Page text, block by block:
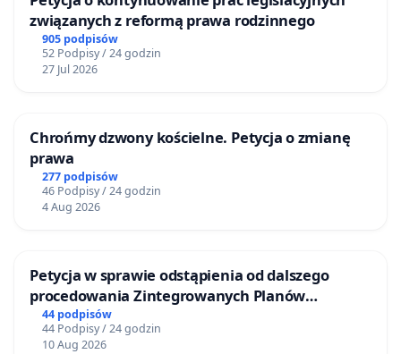
związanych z reformą prawa rodzinnego
905 podpisów
52 Podpisy / 24 godzin
27 Jul 2026
Chrońmy dzwony kościelne. Petycja o zmianę
prawa
277 podpisów
46 Podpisy / 24 godzin
4 Aug 2026
Petycja w sprawie odstąpienia od dalszego
procedowania Zintegrowanych Planów
Inwestycyjnych „Myślenice – Barnasiówka” oraz
„Myślenice – Bukówka”
44 podpisów
44 Podpisy / 24 godzin
10 Aug 2026